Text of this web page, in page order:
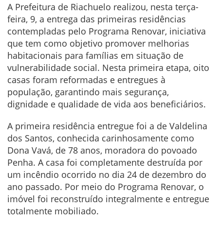
A Prefeitura de Riachuelo realizou, nesta terça-
feira, 9, a entrega das primeiras residências
contempladas pelo Programa Renovar, iniciativa
que tem como objetivo promover melhorias
habitacionais para famílias em situação de
vulnerabilidade social. Nesta primeira etapa, oito
casas foram reformadas e entregues à
população, garantindo mais segurança,
dignidade e qualidade de vida aos beneficiários.
A primeira residência entregue foi a de Valdelina
dos Santos, conhecida carinhosamente como
Dona Vavá, de 78 anos, moradora do povoado
Penha. A casa foi completamente destruída por
um incêndio ocorrido no dia 24 de dezembro do
ano passado. Por meio do Programa Renovar, o
imóvel foi reconstruído integralmente e entregue
totalmente mobiliado.